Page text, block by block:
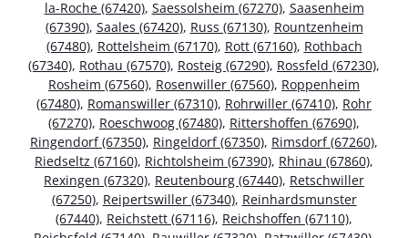
la-Roche (67420), Saessolsheim (67270), Saasenheim
(67390), Saales (67420), Russ (67130), Rountzenheim
(67480), Rottelsheim (67170), Rott (67160), Rothbach
(67340), Rothau (67570), Rosteig (67290), Rossfeld (67230),
Rosheim (67560), Rosenwiller (67560), Roppenheim
(67480), Romanswiller (67310), Rohrwiller (67410), Rohr
(67270), Roeschwoog (67480), Rittershoffen (67690),
Ringendorf (67350), Ringeldorf (67350), Rimsdorf (67260),
Riedseltz (67160), Richtolsheim (67390), Rhinau (67860),
Rexingen (67320), Reutenbourg (67440), Retschwiller
(67250), Reipertswiller (67340), Reinhardsmunster
(67440), Reichstett (67116), Reichshoffen (67110),